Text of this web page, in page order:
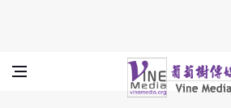
Vine Media
葡萄樹傳媒